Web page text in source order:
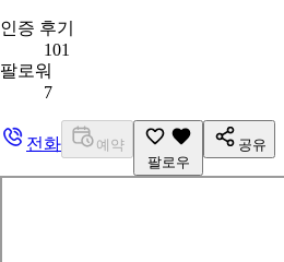
인증 후기
101
팔로워
7
전화
예약
팔로우
공유